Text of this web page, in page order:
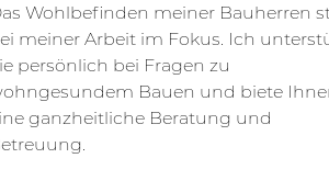
Wohlbefinden meiner Bauherren
meiner Arbeit im Fokus. Ich
persönlich bei Fragen zu
Bauen und biete
ganzheitliche Beratung und